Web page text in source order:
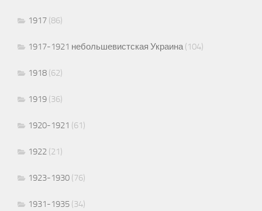
1917 (86)
1917-1921 небольшевистская Украина(104)
1918 (62)
1919 (36)
1920-1921 (61)
1922 (21)
1923-1930 (76)
1931-1935 (34)